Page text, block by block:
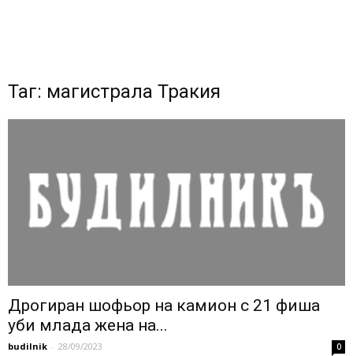
Таг: магистрала Тракия
Дрогиран шофьор на камион с 21 фиша
уби млада жена на...
budilnik - 28/09/2023 0